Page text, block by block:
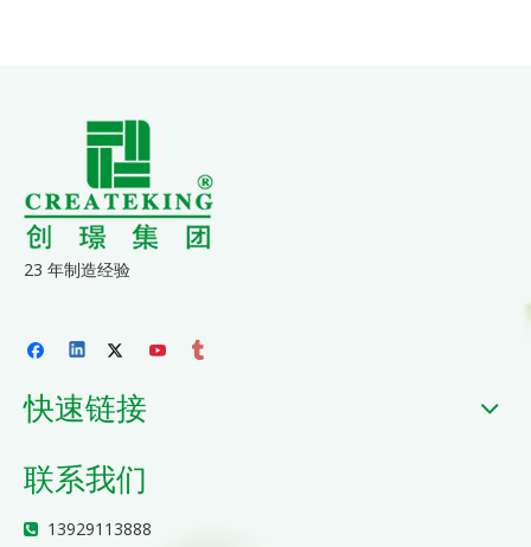
23 年制造经验
快速链接
联系我们

13929113888